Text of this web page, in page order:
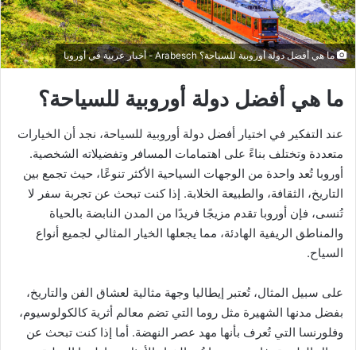
ما هي أفضل دولة أوروبية للسياحة؟ Arabesch - أخبار عربية في أوروبا
ما هي أفضل دولة أوروبية للسياحة؟
عند التفكير في اختيار أفضل دولة أوروبية للسياحة، نجد أن الخيارات
متعددة وتختلف بناءً على اهتمامات المسافر وتفضيلاته الشخصية.
أوروبا تُعد واحدة من الوجهات السياحية الأكثر تنوعًا، حيث تجمع بين
التاريخ، الثقافة، والطبيعة الخلابة. إذا كنت تبحث عن تجربة سفر لا
تُنسى، فإن أوروبا تقدم مزيجًا فريدًا من المدن النابضة بالحياة
والمناطق الريفية الهادئة، مما يجعلها الخيار المثالي لجميع أنواع
السياح.
على سبيل المثال، تُعتبر إيطاليا وجهة مثالية لعشاق الفن والتاريخ،
بفضل مدنها الشهيرة مثل روما التي تضم معالم أثرية كالكولوسيوم،
وفلورنسا التي تُعرف بأنها مهد عصر النهضة. أما إذا كنت تبحث عن